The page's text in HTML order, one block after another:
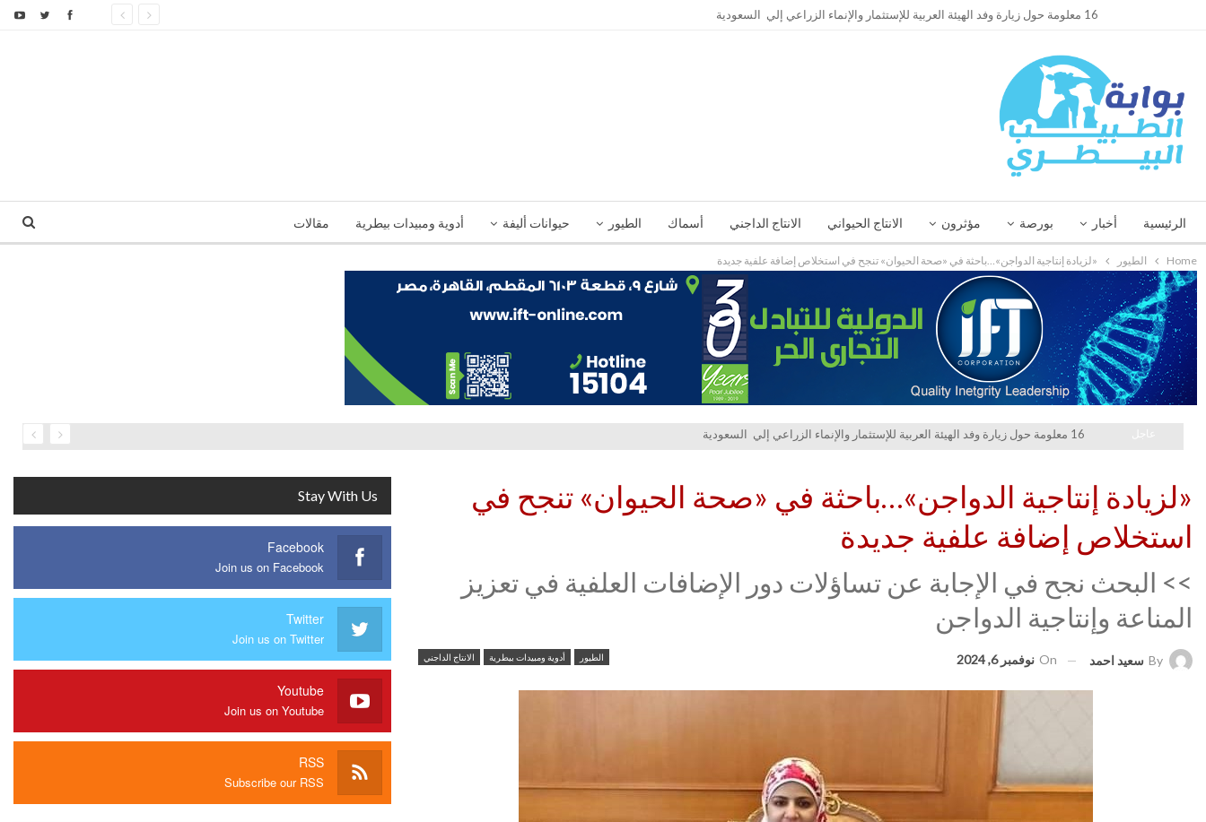
16 معلومة حول زيارة وفد الهيئة العربية للإستثمار والإنماء الزراعي إلي السعودية
الرئيسية أخبار بورصة مؤثرون الانتاج الحيواني الانتاج الداجني أسماك الطيور حيوانات أليفة أدوية ومبيدات بيطرية مقالات
Home الطيور «لزيادة إنتاجية الدواجن»…باحثة في «صحة الحيوان» تنجح في استخلاص إضافة علفية جديدة
16 معلومة حول زيارة وفد الهيئة العربية للإستثمار والإنماء الزراعي إلي السعودية
«لزيادة إنتاجية الدواجن»…باحثة في «صحة الحيوان» تنجح في
استخلاص إضافة علفية جديدة
>> البحث نجح في الإجابة عن تساؤلات دور الإضافات العلفية في تعزيز
المناعة وإنتاجية الدواجن
الطيور أدوية ومبيدات بيطرية الانتاج الداجني By سعيد احمد On نوفمبر 6, 2024
Stay With Us
Facebook
Join us on Facebook
Twitter
Join us on Twitter
Youtube
Join us on Youtube
RSS
Subscribe our RSS